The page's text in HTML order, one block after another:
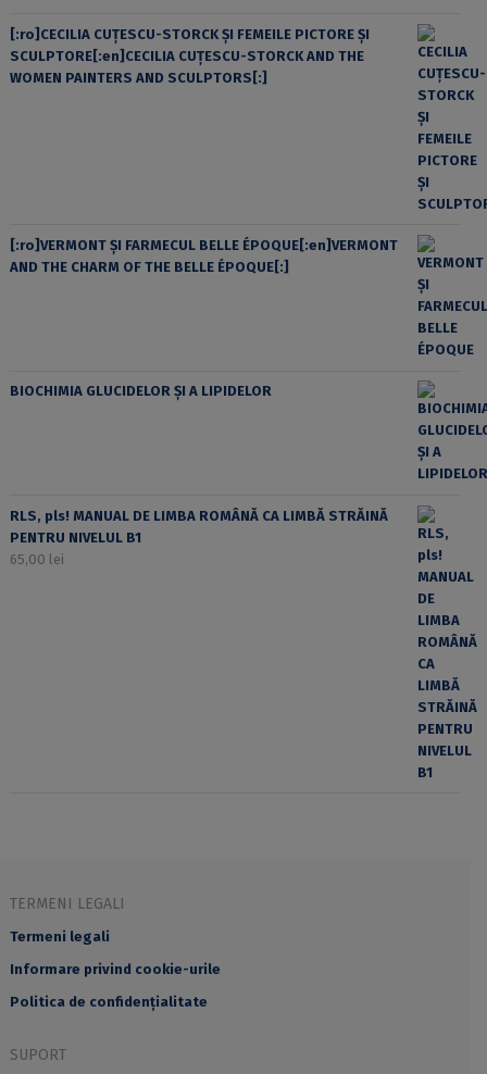
[:ro]CECILIA CUŢESCU-STORCK ŞI FEMEILE PICTORE ŞI
SCULPTORE[:en]CECILIA CUŢESCU-STORCK AND THE
WOMEN PAINTERS AND SCULPTORS[:]
[:ro]VERMONT ȘI FARMECUL BELLE ÉPOQUE[:en]VERMONT
AND THE CHARM OF THE BELLE ÉPOQUE[:]
BIOCHIMIA GLUCIDELOR ȘI A LIPIDELOR
RLS, pls! MANUAL DE LIMBA ROMÂNĂ CA LIMBĂ STRĂINĂ
PENTRU NIVELUL B1
65,00 lei
TERMENI LEGALI
Termeni legali
Informare privind cookie-urile
Politica de confidențialitate
SUPORT